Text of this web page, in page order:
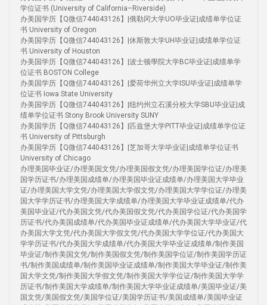
学位证书 (University of California–Riverside)
办美国学历【Q微信744043126】|俄勒冈大学UO毕业证|成绩单学位证
书 University of Oregon
办美国学历【Q微信744043126】|休斯敦大学UH毕业证|成绩单学位证
书 University of Houston
办美国学历【Q微信744043126】|波士顿學院大学BC毕业证|成绩单学
位证书 BOSTON College
办美国学历【Q微信744043126】|爱荷华州立大学ISU毕业证|成绩单学
位证书 Iowa State University
办美国学历【Q微信744043126】|纽约州立石溪分校大学SBU毕业证|成
绩单学位证书 Stony Brook University SUNY
办美国学历【Q微信744043126】|匹兹堡大学PITT毕业证|成绩单学位证
书 University of Pittsburgh
办美国学历【Q微信744043126】|芝加哥大学毕业证|成绩单学位证书
University of Chicago
办理美国毕业证/办理美国文凭/办理美国假文凭/办理美国学位证/办理美
国学历证书/办理美国成绩单/办理美国毕业证成绩单/办理美国大学毕业
证/办理美国大学文凭/办理美国大学假文凭/办理美国大学学位证/办理美
国大学学历证书/办理美国大学成绩单/办理美国大学毕业证成绩单/代办
美国毕业证/代办美国文凭/代办美国假文凭/代办美国学位证/代办美国学
历证书/代办美国成绩单/代办美国毕业证成绩单/代办美国大学毕业证/代
办美国大学文凭/代办美国大学假文凭/代办美国大学学位证/代办美国大
学学历证书/代办美国大学成绩单/代办美国大学毕业证成绩单/制作美国
毕业证/制作美国文凭/制作美国假文凭/制作美国学位证/制作美国学历证
书/制作美国成绩单/制作美国毕业证成绩单/制作美国大学毕业证/制作美
国大学文凭/制作美国大学假文凭/制作美国大学学位证/制作美国大学学
历证书/制作美国大学成绩单/制作美国大学毕业证成绩单/美国毕业证/美
国文凭/美国假文凭/美国学位证/美国学历证书/美国成绩单/美国毕业证